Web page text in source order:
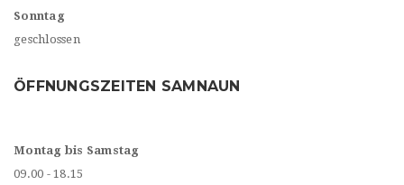
Sonntag
geschlossen
ÖFFNUNGSZEITEN SAMNAUN
Montag bis Samstag
09.00 - 18.15